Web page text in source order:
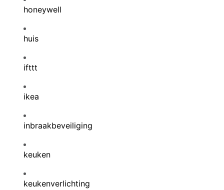
honeywell
huis
ifttt
ikea
inbraakbeveiliging
keuken
keukenverlichting